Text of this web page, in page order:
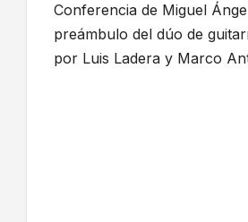
Conferencia de Miguel
preámbulo del dúo de
por Luis Ladera y Marco